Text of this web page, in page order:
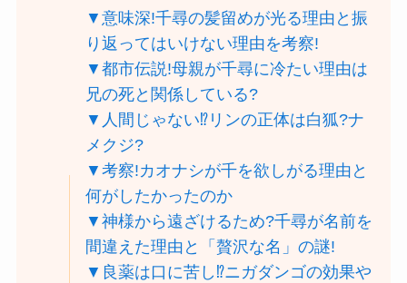
▼意味深!千尋の髪留めが光る理由と振
り返ってはいけない理由を考察!
▼都市伝説!母親が千尋に冷たい理由は
兄の死と関係している?
▼人間じゃない⁉リンの正体は白狐?ナ
メクジ?
▼考察!カオナシが千を欲しがる理由と
何がしたかったのか
▼神様から遠ざけるため?千尋が名前を
間違えた理由と「贅沢な名」の謎!
▼良薬は口に苦し⁉ニガダンゴの効果や